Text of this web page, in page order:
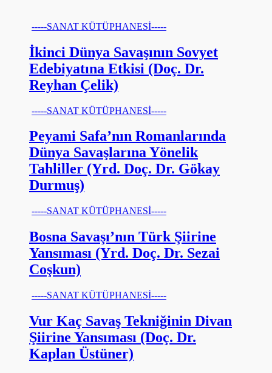
-----SANAT KÜTÜPHANESİ-----
İkinci Dünya Savaşının Sovyet
Edebiyatına Etkisi (Doç. Dr.
Reyhan Çelik)
-----SANAT KÜTÜPHANESİ-----
Peyami Safa’nın Romanlarında
Dünya Savaşlarına Yönelik
Tahliller (Yrd. Doç. Dr. Gökay
Durmuş)
-----SANAT KÜTÜPHANESİ-----
Bosna Savaşı’nın Türk Şiirine
Yansıması (Yrd. Doç. Dr. Sezai
Coşkun)
-----SANAT KÜTÜPHANESİ-----
Vur Kaç Savaş Tekniğinin Divan
Şiirine Yansıması (Doç. Dr.
Kaplan Üstüner)